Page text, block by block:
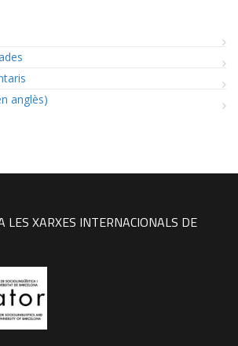
anglès)
LES XARXES INTERNACIONALS DE